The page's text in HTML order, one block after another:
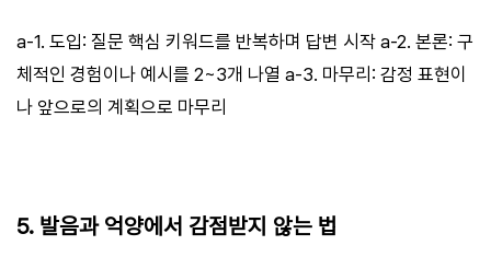
a-1. 도입: 질문 핵심 키워드를 반복하며 답변 시작 a-2. 본론: 구
체적인 경험이나 예시를 2~3개 나열 a-3. 마무리: 감정 표현이
나 앞으로의 계획으로 마무리
5. 발음과 억양에서 감점받지 않는 법